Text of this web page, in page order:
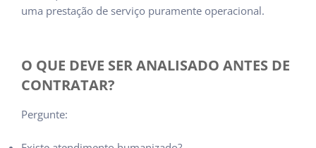
uma prestação de serviço puramente operacional.
O QUE DEVE SER ANALISADO ANTES DE
CONTRATAR?
Pergunte: